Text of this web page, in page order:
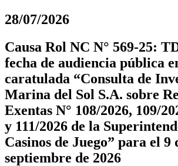
28/07/2026
Causa Rol NC N° 569-25:
fecha de audiencia pública
caratulada “Consulta de
Marina del Sol S.A. sobre
Exentas N° 108/2026, 109/
y 111/2026 de la
Casinos de Juego” para el 9
septiembre de 2026